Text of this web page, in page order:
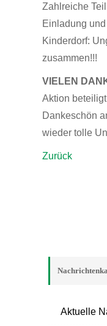
Zahlreiche
Einladung
Kinderdorf:
zusammen!!!
VIELEN
Aktion
Dankeschön
wieder tolle
Zurück
Aktuelle